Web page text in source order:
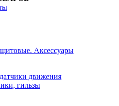
Аксессуары
движения
гильзы